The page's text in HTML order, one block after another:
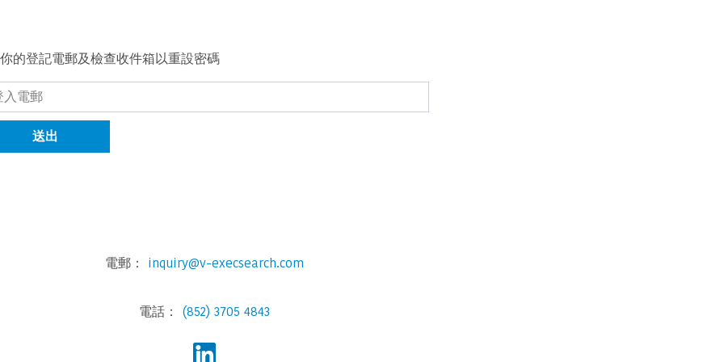
的登記電郵及檢查收件箱以重設密碼
送出
電郵： inquiry@v-execsearch.com
電話： (852) 3705 4843